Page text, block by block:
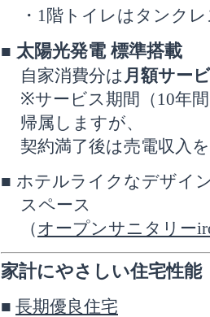
・ 1 階トイレはタンク
■ 太陽光発電 標準搭載
自家消費分は 月額サー
※サービス期間（ 10年
帰属しますが、
契約満了後は売電収入
■ ホテルライクなデザイ
スペース
（オープンサニタリー
家計にやさしい住宅性能
■ 長期優良住宅